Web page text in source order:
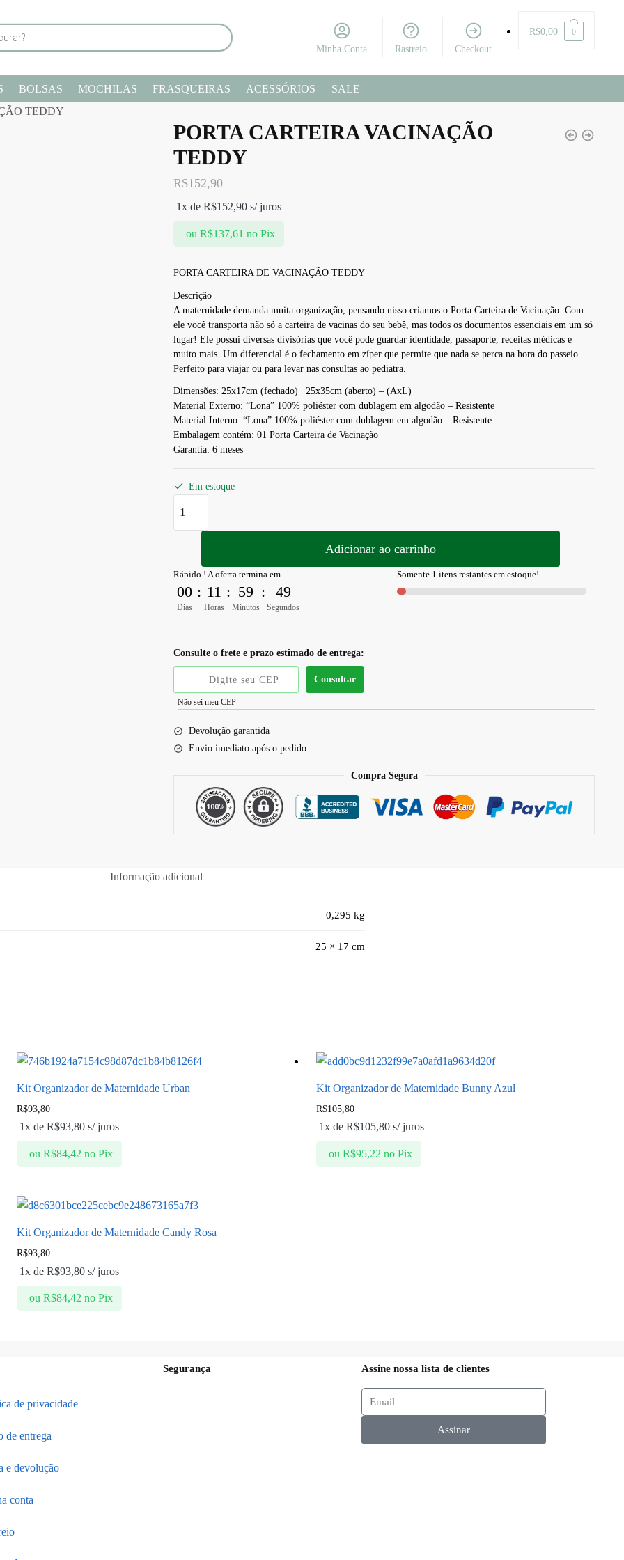
Minha Conta Rastreio Checkout
R$0,00 0
BOLSAS MOCHILAS FRASQUEIRAS ACESSÓRIOS
SALE
TEDDY
PORTA CARTEIRA VACINAÇÃO
TEDDY
R$152,90
ou R$137,61 no Pix
1x deR$152,90 s/ juros
PORTA CARTEIRA DE VACINAÇÃO TEDDY
Descrição
A maternidade demanda muita organização, pensando nisso criamos o Porta Carteira de Vacinação. Com
ele você transporta não só a carteira de vacinas do seu bebê, mas todos os documentos essenciais em um só
lugar! Ele possui diversas divisórias que você pode guardar identidade, passaporte, receitas médicas e
muito mais. Um diferencial é o fechamento em zíper que permite que nada se perca na hora do passeio.
Perfeito para viajar ou para levar nas consultas ao pediatra.
Dimensões: 25x17cm (fechado) | 25x35cm (aberto) – (AxL)
Material Externo: “Lona” 100% poliéster com dublagem em algodão – Resistente
Material Interno: “Lona” 100% poliéster com dublagem em algodão – Resistente
Embalagem contém: 01 Porta Carteira de Vacinação
Garantia: 6 meses
Em estoque
Adicionar ao carrinho
Rápido ! A oferta termina em
00
Dias
: 11
Horas
: 59
Minutos
: 48
Segundos
Somente 1 itens restantes em estoque!
Consulte o frete e prazo estimado de entrega:
Consultar
Não sei meu CEP
Devolução garantida
Envio imediato após o pedido
Compra Segura
Informação adicional
0,295 kg
25 × 17 cm
Kit Organizador de Maternidade Urban
R$93,80
ou R$84,42 no Pix
1x de R$93,80s/ juros
Kit Organizador de Maternidade Bunny Azul
R$105,80
ou R$95,22 no Pix
1x deR$105,80 s/ juros
Kit Organizador de Maternidade Candy Rosa
R$93,80
ou R$84,42 no Pix
1x de R$93,80s/ juros
de privacidade
de entrega
e devolução
conta
Segurança Assine nossa lista de clientes
Assinar